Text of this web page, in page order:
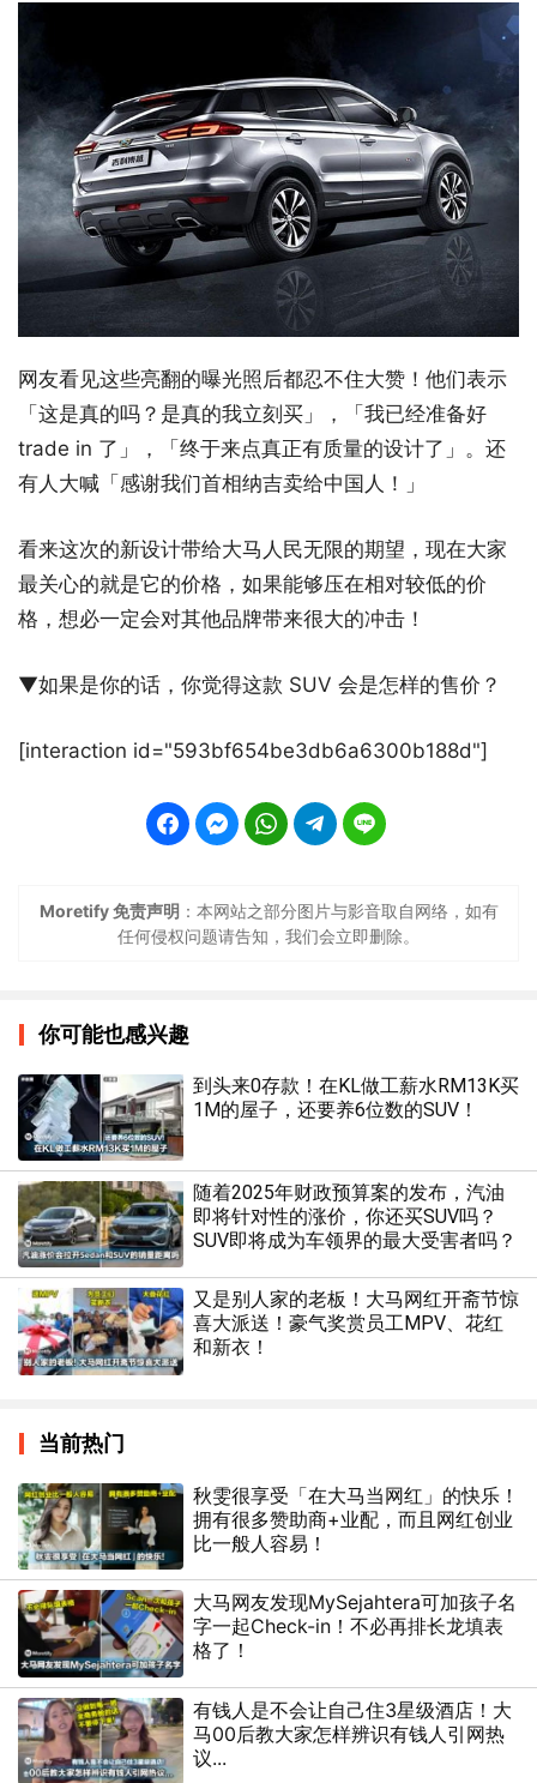
网友看见这些亮翻的曝光照后都忍不住大赞！他们表示
「这是真的吗？是真的我立刻买」，「我已经准备好
trade in 了」，「终于来点真正有质量的设计了」。还
有人大喊「感谢我们首相纳吉卖给中国人！」
看来这次的新设计带给大马人民无限的期望，现在大家
最关心的就是它的价格，如果能够压在相对较低的价
格，想必一定会对其他品牌带来很大的冲击！
▼如果是你的话，你觉得这款 SUV 会是怎样的售价？
[interaction id="593bf654be3db6a6300b188d"]
Moretify 免责声明 ：本网站之部分图片与影音取自网络，如有
任何侵权问题请告知，我们会立即删除。
你可能也感兴趣
到头来0存款！在KL做工薪水RM13K买
1M的屋子，还要养6位数的SUV！
随着2025年财政预算案的发布，汽油
即将针对性的涨价，你还买SUV吗？
SUV即将成为车领界的最大受害者吗？
又是别人家的老板！大马网红开斋节惊
喜大派送！豪气奖赏员工MPV、花红
和新衣！
当前热门
秋雯很享受「在大马当网红」的快乐！
拥有很多赞助商+业配，而且网红创业
比一般人容易！
大马网友发现MySejahtera可加孩子名
字一起Check-in！不必再排长龙填表
格了！
有钱人是不会让自己住3星级酒店！大
马00后教大家怎样辨识有钱人引网热
议...